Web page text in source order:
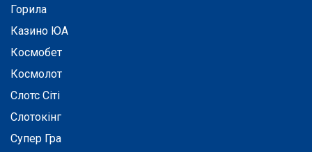
Горила
Казино ЮА
Космобет
Космолот
Слотс Сіті
Слотокінг
Супер Гра